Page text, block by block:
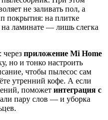
не заливать пол, а
покрытия: на плитке
ламинате — лишь слегка
через приложение Mi Home
но и тонко настроить
чтобы пылесос сам
утренний кофе. А если
поможет интеграция с
пару слов — и уборка